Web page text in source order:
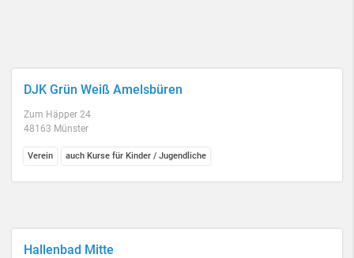
DJK Grün Weiß Amelsbüren
Zum Häpper 24
48163 Münster
Verein auch Kurse für Kinder / Jugendliche
Hallenbad Mitte